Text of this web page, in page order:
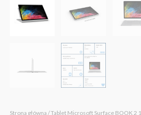
Strona główna / Tablet Microsoft Surface BOOK 2